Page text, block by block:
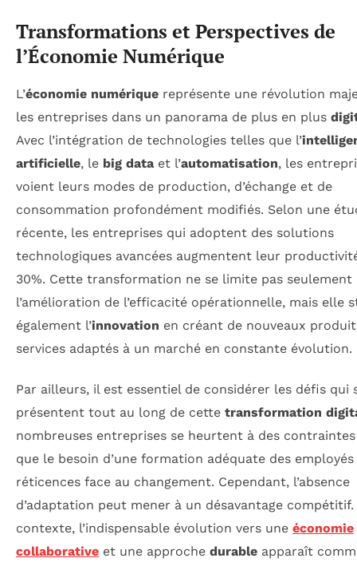
Transformations et Perspectives de
l’Économie Numérique
L’économie numérique représente une révolution
les entreprises dans un panorama de plus en plus
Avec l’intégration de technologies telles que l’
artificielle, le big data et l’automatisation, les
voient leurs modes de production, d’échange et de
consommation profondément modifiés. Selon une
récente, les entreprises qui adoptent des solutions
technologiques avancées augmentent leur
30%. Cette transformation ne se limite pas seulement
l’amélioration de l’efficacité opérationnelle, mais elle
également l’innovation en créant de nouveaux
services adaptés à un marché en constante évolution.
Par ailleurs, il est essentiel de considérer les défis qui
présentent tout au long de cette transformation
nombreuses entreprises se heurtent à des
que le besoin d’une formation adéquate des
réticences face au changement. Cependant, l’absence
d’adaptation peut mener à un désavantage compétitif.
contexte, l’indispensable évolution vers une économie
collaborative et une approche durable apparaît